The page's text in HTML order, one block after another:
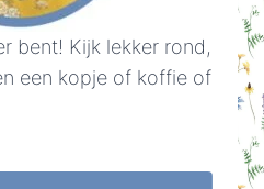
bent! Kijk lekker rond,
een kopje of koffie of